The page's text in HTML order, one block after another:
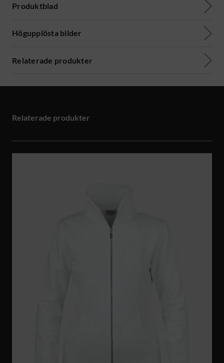
Produktblad
Högupplösta bilder
Relaterade produkter
Relaterade produkter